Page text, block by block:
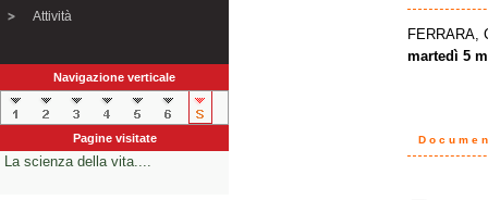
Attività
Navigazione verticale
Pagine visitate
La scienza della vita....
FERRARA,
martedì 5